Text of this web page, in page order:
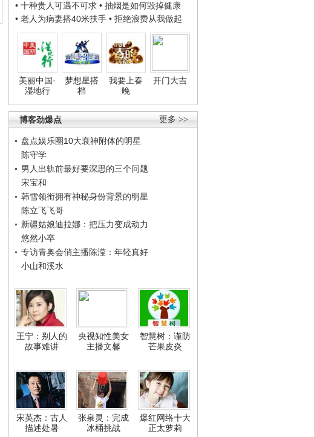
• 十种贵人可遇不可求 • 抽烟是如何毁掉健康
• 老人为病妻搭40米扶手 • 拒绝浪费从我做起
美丽中国·
湿地行
梦想星搭
档
我要上春
晚
开门大吉
更多 >>
博客劲爆点
盘点娱乐圈10大衰神附体的明星
陈守学
男人出轨前最好要深思的三个问题
宋宝和
韩雪领衔拥有神秘身份背景的明星
陈立飞飞哥
新疆姑娘迪拉娜：把压力变成动力
悠然小卒
专访青奥会俏主播陈滢：年轻真好
小山和溪水
王宁：别人的
故事难讲
央视知性美女
主播文馨
智慧树：谨防
芒果皮炎
宋英杰：古人
描述处暑
张泉灵：完成
冰桶挑战
爆红网络十大
正太萝莉